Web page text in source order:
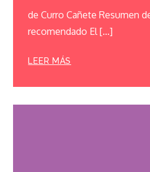
de Curro Cañete Resumen
recomendado El […]
LEER MÁS